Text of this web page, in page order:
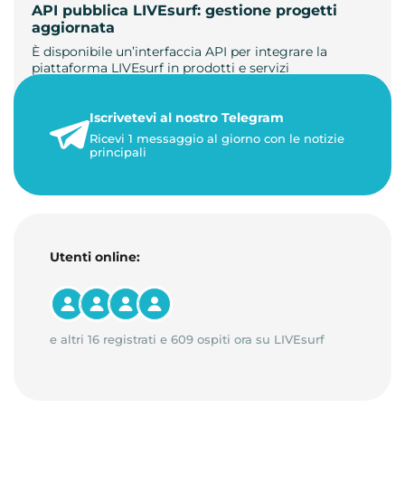
API pubblica LIVEsurf: gestione progetti
aggiornata
È disponibile un’interfaccia API per integrare la
piattaforma LIVEsurf in prodotti e servizi
23 maggio 2026
1 minuto di lettura
Iscrivetevi al nostro Telegram
Ricevi 1 messaggio al giorno con le notizie
principali
Utenti online:
e altri 16 registrati e 609 ospiti ora su LIVEsurf